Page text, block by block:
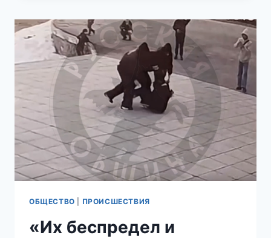
НА
…»:
ТАКСИСТ-
МИГРАНТ
ОБМАТЕРИЛ
ПАССАЖИРКУ
ИЗ-
ЗА
ТОГО,
ЧТО
ОНА
НЕ
ПОПРИВЕТСТВОВАЛА
ОБЩЕСТВО ПРОИСШЕСТВИЯ
«Их беспредел и